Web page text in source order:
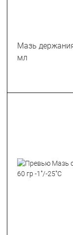
Мазь
мл